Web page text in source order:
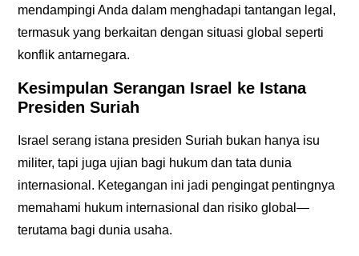
mendampingi Anda dalam menghadapi tantangan legal,
termasuk yang berkaitan dengan situasi global seperti
konflik antarnegara.
Kesimpulan Serangan Israel ke Istana
Presiden Suriah
Israel serang istana presiden Suriah bukan hanya isu
militer, tapi juga ujian bagi hukum dan tata dunia
internasional. Ketegangan ini jadi pengingat pentingnya
memahami hukum internasional dan risiko global—
terutama bagi dunia usaha.